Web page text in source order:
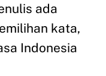
ada
kata,
Indonesia